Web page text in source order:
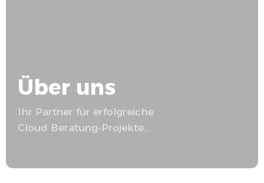
Über uns
Ihr Partner für erfolgreiche
Cloud Beratung-Projekte.,